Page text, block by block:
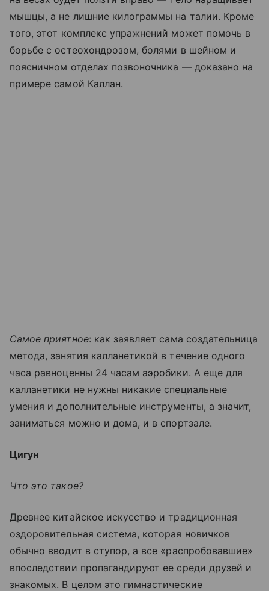
мышцы, а не лишние килограммы на талии. Кроме
того, этот комплекс упражнений может помочь в
борьбе с остеохондрозом, болями в шейном и
поясничном отделах позвоночника — доказано на
примере самой Каллан.
Самое приятное: как заявляет сама создательница
метода, занятия калланетикой в течение одного
часа равноценны 24 часам аэробики. А еще для
калланетики не нужны никакие специальные
умения и дополнительные инструменты, а значит,
заниматься можно и дома, и в спортзале.
Цигун
Что это такое?
Древнее китайское искусство и традиционная
оздоровительная система, которая новичков
обычно вводит в ступор, а все «распробовавшие»
впоследствии пропагандируют ее среди друзей и
знакомых. В целом это гимнастические